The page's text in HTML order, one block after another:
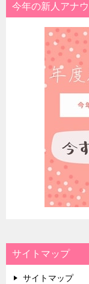
今年の新人アナ
サイトマップ
サイトマップ